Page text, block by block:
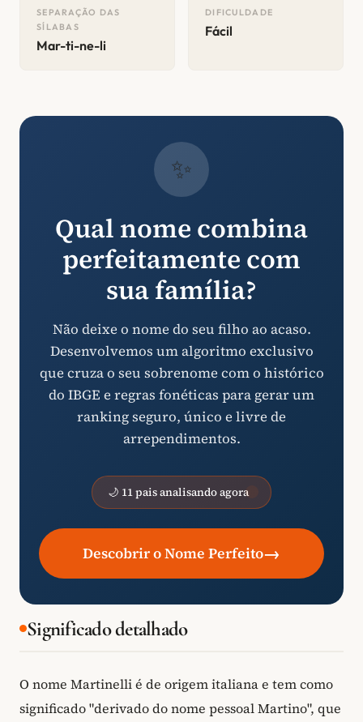
SEPARAÇÃO DAS
SÍLABAS
Mar-ti-ne-li
DIFICULDADE
Fácil
✨
Qual nome combina
perfeitamente com
sua família?
Não deixe o nome do seu filho ao acaso.
Desenvolvemos um algoritmo exclusivo
que cruza o seu sobrenome com o histórico
do IBGE e regras fonéticas para gerar um
ranking seguro, único e livre de
arrependimentos.
🌙 11 pais analisando agora
Descobrir o Nome Perfeito→
Significado detalhado
O nome Martinelli é de origem italiana e tem como
significado "derivado do nome pessoal Martino", que